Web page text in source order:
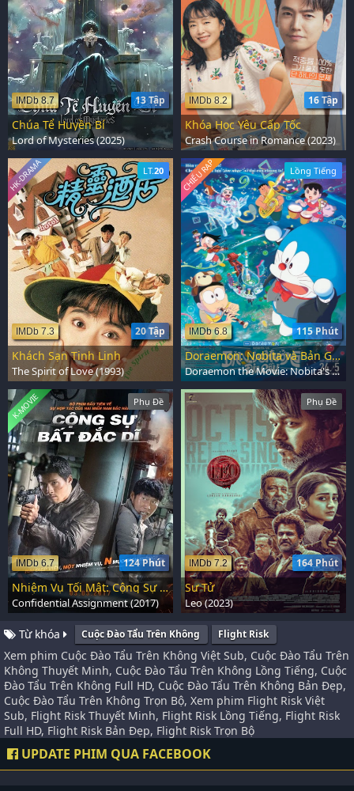
13 Tập
IMDb 8.7
Chúa Tể Huyền Bí
Lord of Mysteries (2025)
16 Tập
IMDb 8.2
Khóa Học Yêu Cấp Tốc
Crash Course in Romance (2023)
LT.20
20 Tập
IMDb 7.3
HK-DRAMA
Khách Sạn Tinh Linh
The Spirit of Love (1993)
Lồng Tiếng
115 Phút
IMDb 6.8
CHIẾU RẠP
Doraemon: Nobita và Bản Giao Hưởng Địa Cầu
Doraemon the Movie: Nobita's Earth Symphony (2024)
Phụ Đề
124 Phút
IMDb 6.7
K-MOVIE
Nhiệm Vụ Tối Mật: Cộng Sự Bất Đắc Dĩ
Confidential Assignment (2017)
Phụ Đề
164 Phút
IMDb 7.2
Sư Tử
Leo (2023)
Từ khóa Cuộc Đào Tẩu Trên Không Flight Risk
Xem phim Cuộc Đào Tẩu Trên Không Việt Sub, Cuộc Đào Tẩu Trên
Không Thuyết Minh, Cuộc Đào Tẩu Trên Không Lồng Tiếng, Cuộc
Đào Tẩu Trên Không Full HD, Cuộc Đào Tẩu Trên Không Bản Đẹp,
Cuộc Đào Tẩu Trên Không Trọn Bộ, Xem phim Flight Risk Việt
Sub, Flight Risk Thuyết Minh, Flight Risk Lồng Tiếng, Flight Risk
Full HD, Flight Risk Bản Đẹp, Flight Risk Trọn Bộ
UPDATE PHIM QUA FACEBOOK